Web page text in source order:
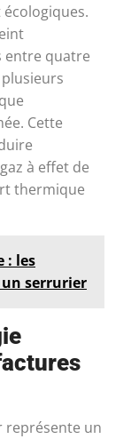
entre quatre
Cette
à effet de
thermique
: les
un serrurier
représente un